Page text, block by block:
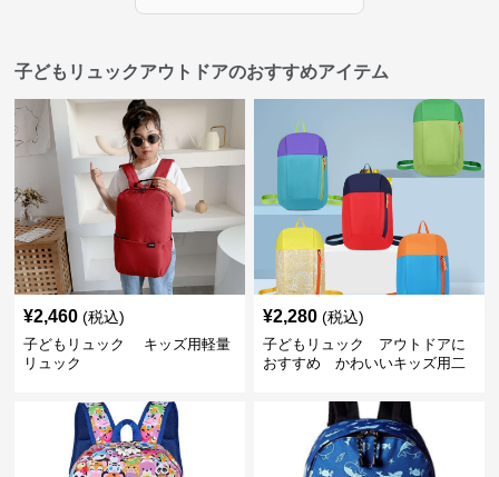
子どもリュックアウトドアのおすすめアイテム
¥2,460 (税込)
子どもリュック キッズ用軽量
リュック
¥2,280 (税込)
子どもリュック アウトドアに
おすすめ かわいいキッズ用二